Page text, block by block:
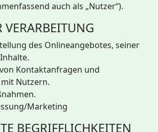
auch als „Nutzer“).
VERARBEITUNG
des Onlineangebotes, seiner
Kontaktanfragen und
Nutzern.
Marketing
BEGRIFFLICHKEITEN